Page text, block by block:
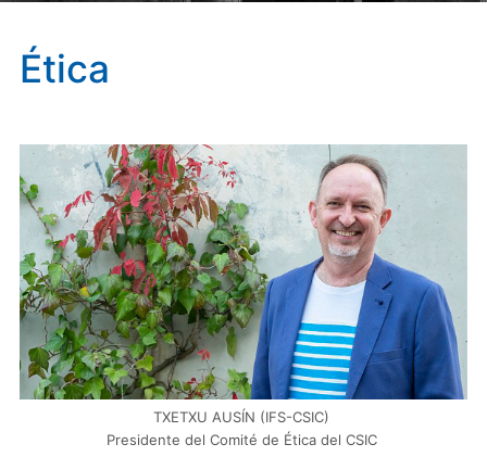
Ética
TXETXU AUSÍN (IFS-CSIC)
Presidente del Comité de Ética del CSIC